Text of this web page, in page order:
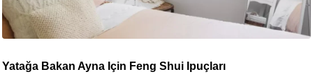
Yatağa Bakan Ayna İçin Feng Shui İpuçları